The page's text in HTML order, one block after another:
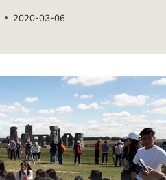
2020-03-06